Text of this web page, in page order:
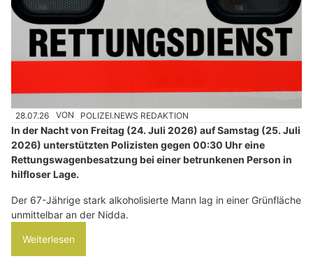
28.07.26 VON POLIZEI.NEWS REDAKTION
In der Nacht von Freitag (24. Juli 2026) auf Samstag (25. Juli
2026) unterstützten Polizisten gegen 00:30 Uhr eine
Rettungswagenbesatzung bei einer betrunkenen Person in
hilfloser Lage.
Der 67-Jährige stark alkoholisierte Mann lag in einer Grünfläche
unmittelbar an der Nidda.
Weiterlesen